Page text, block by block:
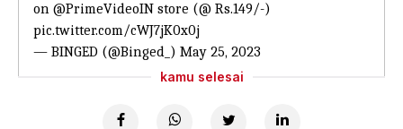
on @PrimeVideoIN store (@ Rs.149/-)
pic.twitter.com/cWJ7jK0x0j
— BINGED (@Binged_) May 25, 2023
kamu selesai